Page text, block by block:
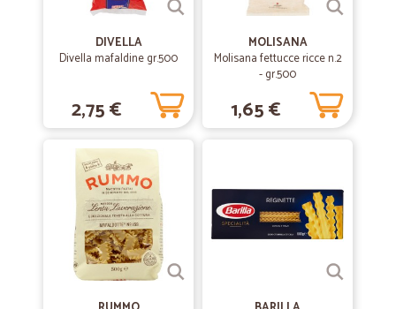
DIVELLA
Divella mafaldine gr.500
2,75 €
MOLISANA
Molisana fettucce ricce n.2
- gr.500
1,65 €